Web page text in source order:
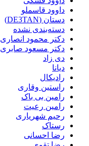
داوود قاسملو
دستان (DE3TAN)
دسته‌بندی نشده
دکتر محمود انصاری
دکتر مسعود صابری
دی زاد
دیانا
رادیکال
راستین وقاری
رامین بی باک
رامین رعیت
رحیم شهریاری
رستاک
رضا احسانی